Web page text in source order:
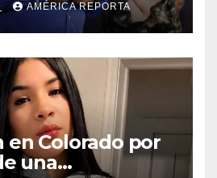
AMÉRICA REPORTA
en Colorado por
una